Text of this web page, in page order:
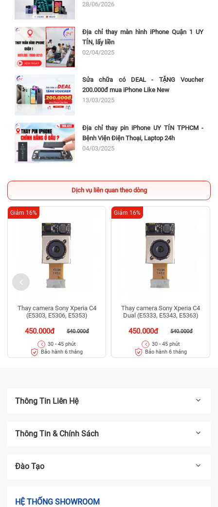
28/06/2026
Địa chỉ thay màn hình iPhone Quận 1 UY
TÍN, lấy liền
02/04/2025
Sửa chữa có DEAL - TẶNG Voucher
200.000đ mua iPhone Like New
13/03/2025
Địa chỉ thay pin iPhone UY TÍN TPHCM -
Bệnh Viện Điện Thoại, Laptop 24h
04/03/2025
Dịch vụ liên quan theo dòng
Thay camera Sony Xperia C4
(E5303, E5306, E5353)
450.000đ 540.000đ
Giảm 16%
30 - 45 phút
Bảo hành 6 tháng
Thay camera Sony Xperia C4
Dual (E5333, E5343, E5363)
450.000đ 540.000đ
Giảm 16%
30 - 45 phút
Bảo hành 6 tháng
Thông Tin Liên Hệ
Thông Tin & Chính Sách
Đào Tạo
HỆ THỐNG SHOWROOM